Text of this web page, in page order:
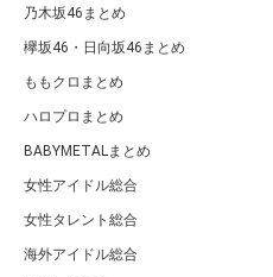
乃木坂46まとめ
欅坂46・日向坂46まとめ
ももクロまとめ
ハロプロまとめ
BABYMETALまとめ
女性アイドル総合
女性タレント総合
海外アイドル総合